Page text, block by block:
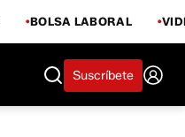
BOLSA LABORAL
Suscríbete